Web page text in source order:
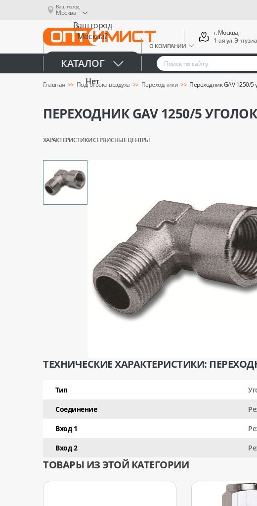
Ваш город
Москва
Ваш город
Москва?
Да
Нет
О КОМПАНИИ
г. Москва,
1-ая ул.
КАТАЛОГ
Главная Подготовка воздуха Переходники Переходник GAV 1250/5
ПЕРЕХОДНИК GAV 1250/5
ХАРАКТЕРИСТИКИСЕРВИСНЫЕ ЦЕНТРЫ
ТЕХНИЧЕСКИЕ ХАРАКТЕРИСТИКИ:
Тип
Соединение
Вход 1
Вход 2
ТОВАРЫ ИЗ ЭТОЙ КАТЕГОРИИ